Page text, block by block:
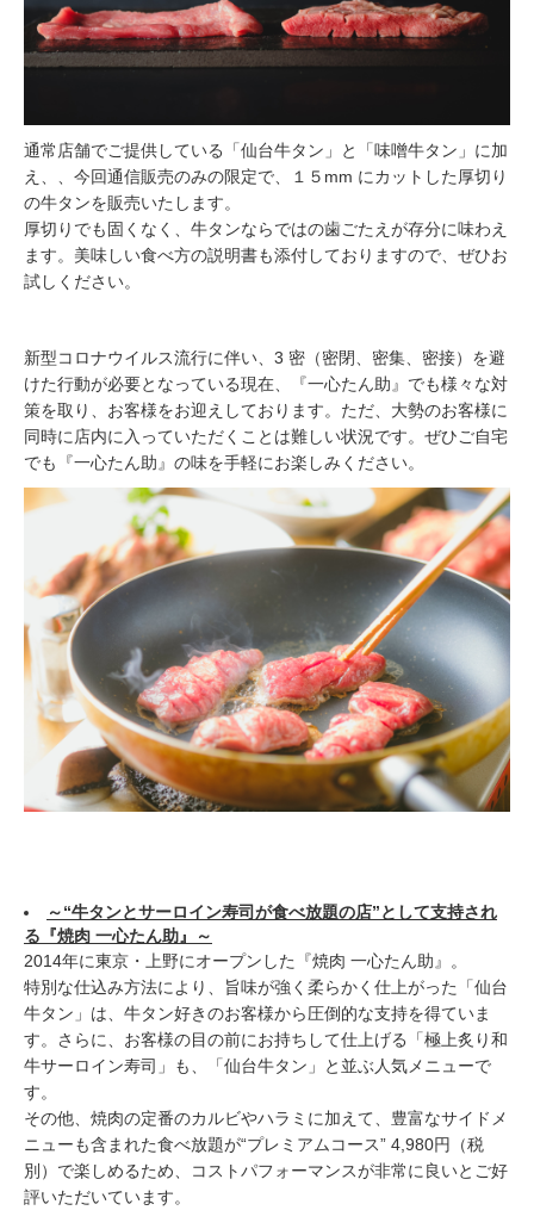
通常店舗でご提供している「仙台牛タン」と「味噌牛タン」に加
え、、今回通信販売のみの限定で、１５mm にカットした厚切り
の牛タンを販売いたします。
厚切りでも固くなく、牛タンならではの歯ごたえが存分に味わえ
ます。美味しい食べ方の説明書も添付しておりますので、ぜひお
試しください。
新型コロナウイルス流行に伴い、3 密（密閉、密集、密接）を避
けた行動が必要となっている現在、『一心たん助』でも様々な対
策を取り、お客様をお迎えしております。ただ、大勢のお客様に
同時に店内に入っていただくことは難しい状況です。ぜひご自宅
でも『一心たん助』の味を手軽にお楽しみください。
～“牛タンとサーロイン寿司が食べ放題の店”として支持され
る『焼肉 一心たん助』～
2014年に東京・上野にオープンした『焼肉 一心たん助』。
特別な仕込み方法により、旨味が強く柔らかく仕上がった「仙台
牛タン」は、牛タン好きのお客様から圧倒的な支持を得ていま
す。さらに、お客様の目の前にお持ちして仕上げる「極上炙り和
牛サーロイン寿司」も、「仙台牛タン」と並ぶ人気メニューで
す。
その他、焼肉の定番のカルビやハラミに加えて、豊富なサイドメ
ニューも含まれた食べ放題が“プレミアムコース” 4,980円（税
別）で楽しめるため、コストパフォーマンスが非常に良いとご好
評いただいています。